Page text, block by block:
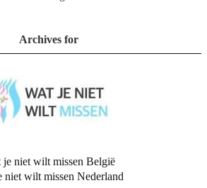
Archives for
je niet wilt missen België
niet wilt missen Nederland